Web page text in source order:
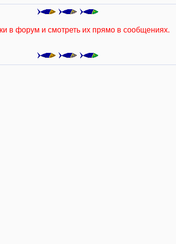
в форум и смотреть их прямо в сообщениях.